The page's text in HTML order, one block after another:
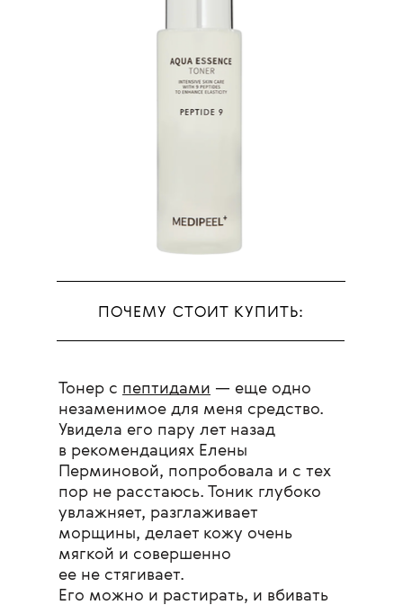
ПОЧЕМУ СТОИТ КУПИТЬ:
Тонер с пептидами — еще одно
незаменимое для меня средство.
Увидела его пару лет назад
в рекомендациях Елены
Перминовой, попробовала и с тех
пор не расстаюсь. Тоник глубоко
увлажняет, разглаживает
морщины, делает кожу очень
мягкой и совершенно
ее не стягивает.
Его можно и растирать, и вбивать